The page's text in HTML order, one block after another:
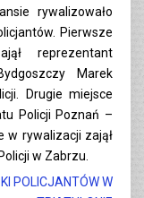
rywalizowało
Pierwsze
reprezentant
Marek
Drugie miejsce
Policji Poznań –
w rywalizacji zajął
w Zabrzu.
POLICJANTÓW W